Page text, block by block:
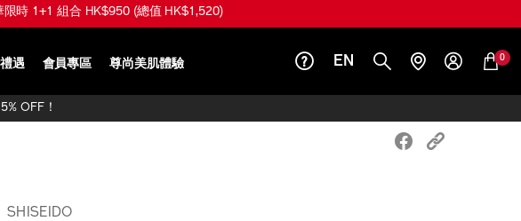
時 1+1 組合 HK$950 (總值 HK$1,520)
遇 會員專區 尊尚美肌體驗 EN 0
OFF！
SHISEIDO